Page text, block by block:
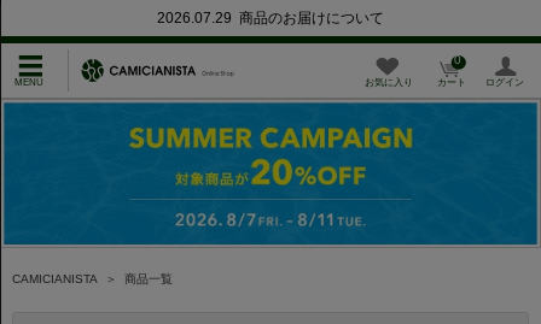
2026.07.29 商品のお届けについて
お気に入り カート
0
ログイン
CAMICIANISTA ＞ 商品一覧